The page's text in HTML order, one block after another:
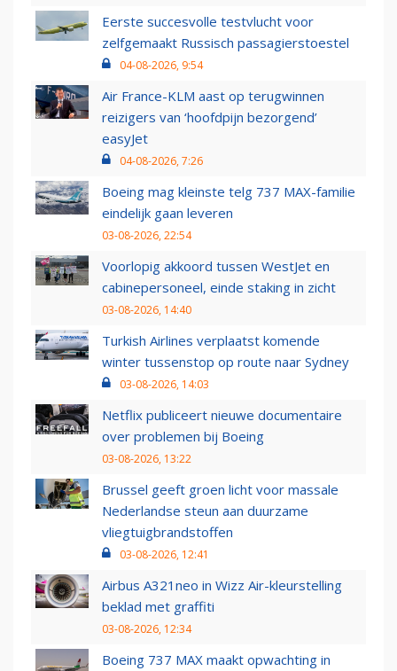
Eerste succesvolle testvlucht voor
zelfgemaakt Russisch passagierstoestel
04-08-2026, 9:54
Air France-KLM aast op terugwinnen
reizigers van ‘hoofdpijn bezorgend’
easyJet
04-08-2026, 7:26
Boeing mag kleinste telg 737 MAX-familie
eindelijk gaan leveren
03-08-2026, 22:54
Voorlopig akkoord tussen WestJet en
cabinepersoneel, einde staking in zicht
03-08-2026, 14:40
Turkish Airlines verplaatst komende
winter tussenstop op route naar Sydney
03-08-2026, 14:03
Netflix publiceert nieuwe documentaire
over problemen bij Boeing
03-08-2026, 13:22
Brussel geeft groen licht voor massale
Nederlandse steun aan duurzame
vliegtuigbrandstoffen
03-08-2026, 12:41
Airbus A321neo in Wizz Air-kleurstelling
beklad met graffiti
03-08-2026, 12:34
Boeing 737 MAX maakt opwachting in